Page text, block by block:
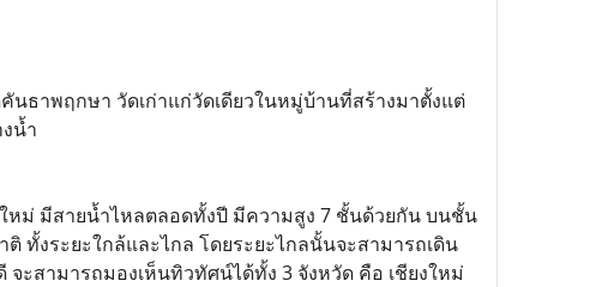
ธาพฤกษา วัดเก่าแก่วัดเดียวในหมู่บ้านที่สร้างมาตั้งแต่
น้ำ
หม่ มีสายน้ำไหลตลอดทั้งปี มีความสูง 7 ชั้นด้วยกัน บนชั้น
ทั้งระยะใกล้และไกล โดยระยะไกลนั้นจะสามารถเดิน
ะสามารถมองเห็นทิวทัศน์ได้ทั้ง 3 จังหวัด คือ เชียงใหม่